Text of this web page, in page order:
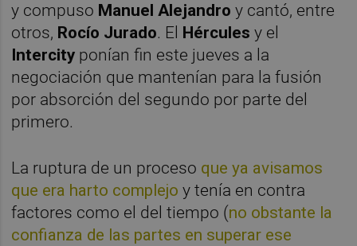
y compuso Manuel Alejandro y cantó, entre
otros, Rocío Jurado. El Hérculesy el
Intercity ponían fin este jueves a la
negociación que mantenían para la fusión
por absorción del segundo por parte del
primero.
La ruptura de un proceso que ya avisamos
que era harto complejo y tenía en contra
factores como el del tiempo (no obstante la
confianza de las partes en superar ese